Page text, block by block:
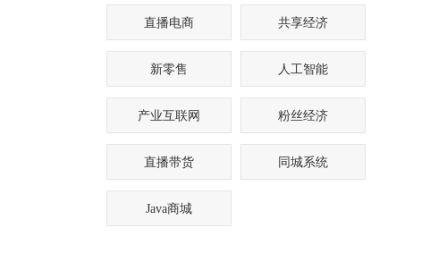
直播电商 共享经济
新零售 人工智能
产业互联网 粉丝经济
直播带货 同城系统
Java商城